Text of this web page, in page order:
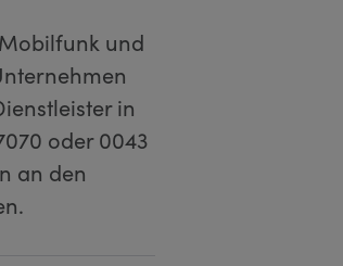
und
in
oder 0043
an den